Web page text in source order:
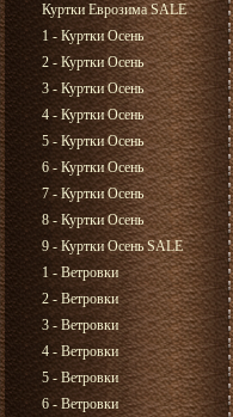
Куртки Еврозима SALE
1 - Куртки Осень
2 - Куртки Осень
3 - Куртки Осень
4 - Куртки Осень
5 - Куртки Осень
6 - Куртки Осень
7 - Куртки Осень
8 - Куртки Осень
9 - Куртки Осень SALE
1 - Ветровки
2 - Ветровки
3 - Ветровки
4 - Ветровки
5 - Ветровки
6 - Ветровки